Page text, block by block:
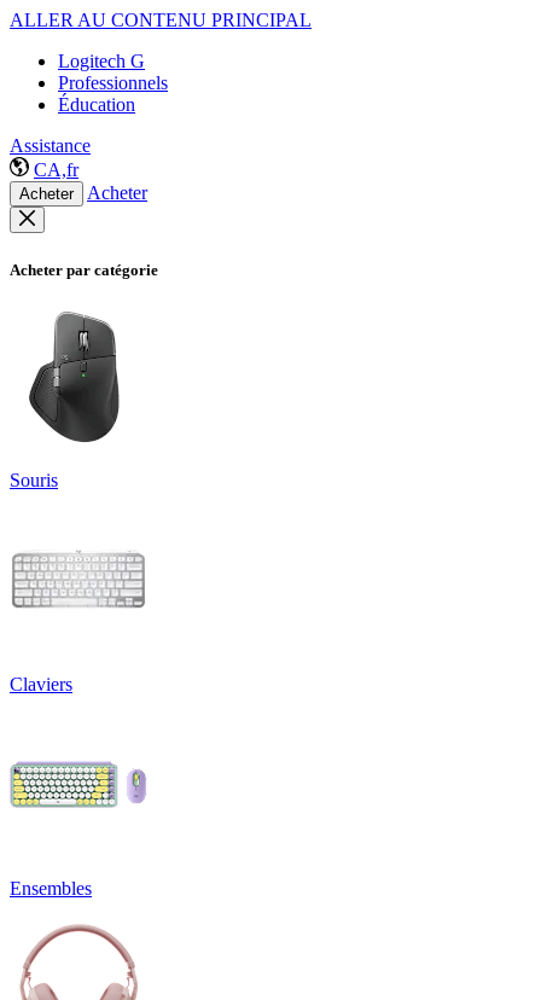
ALLER AU CONTENU PRINCIPAL
Logitech G
Professionnels
Éducation
Assistance
CA,fr
Acheter Acheter
Acheter par catégorie
Souris
Claviers
Ensembles